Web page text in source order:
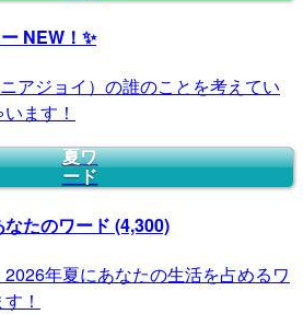
NEW！✨
アジョイ）の誰のことを考えてい
ます！
夏ワ
ード
なたのワード (4,300)
年夏にあなたの生活を占めるワ
！